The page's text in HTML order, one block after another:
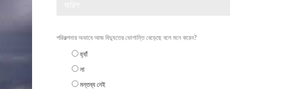
পরিকল্পনার অভাবে আজ বিদ্যুতের ভোগান্তি বেড়েছে বলে মনে করেন?
হ্যাঁ
না
মন্তব্য নেই